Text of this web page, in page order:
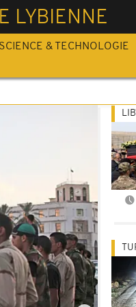
LYBIENNE
SCIENCE & TECHNOLOGIE